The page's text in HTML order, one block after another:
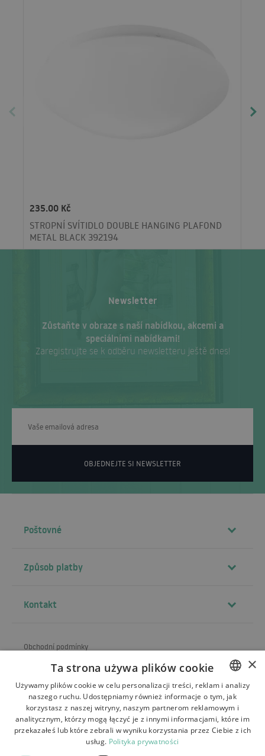
235.00 Kč
STROPNÍ SVÍTIDLO DOUBLE HANGING PLAFOND
METAL BLACK 392194
Newsletter
Zůstaňte v obraze s naší nabídkou, akcemi a
speciálními nabídkami!
Zaregistrujte se k odběru newsletteru ještě dnes!
OBJEDNEJTE SI NEWSLETTER
Poštovné
Způsob platby
Kontakt
Obchodní podmínky
O obchodu
Doprava
Vrácení a reklamace
POLISH
BULGARIAN
×
Ta strona używa plików cookie
Używamy plików cookie w celu personalizacji treści, reklam i analizy
naszego ruchu. Udostępniamy również informacje o tym, jak
korzystasz z naszej witryny, naszym partnerom reklamowym i
analitycznym, którzy mogą łączyć je z innymi informacjami, które im
przekazałeś lub które zebrali w wyniku korzystania przez Ciebie z ich
usług. Polityka prywatności